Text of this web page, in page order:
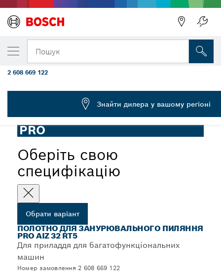
Пошук
PRO
Оберіть свою
специфікацію
Обрати варіант
ПОЛОТНО ДЛЯ ЗАНУРЮВАЛЬНОГО ПИЛЯННЯ
PRO AIZ 32 RT5
Для приладдя для багатофункціональних
машин
Номер замовлення 2 608 669 122
ОБРАНИЙ ВАРІАНТ
Полотно для мультиінструмента PRO AIZ
2,5 x 32 мм
2 608 669 122
Знайти дилера у вашому регіоні